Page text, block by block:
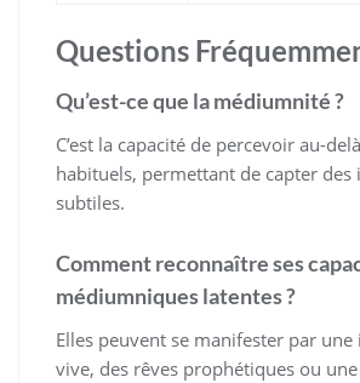
Questions
Qu’est-ce que la médiumnité ?
C’est la capacité de percevoir au-
habituels, permettant de capter
subtiles.
Comment reconnaître ses
médiumniques latentes ?
Elles peuvent se manifester par
vive, des rêves prophétiques ou